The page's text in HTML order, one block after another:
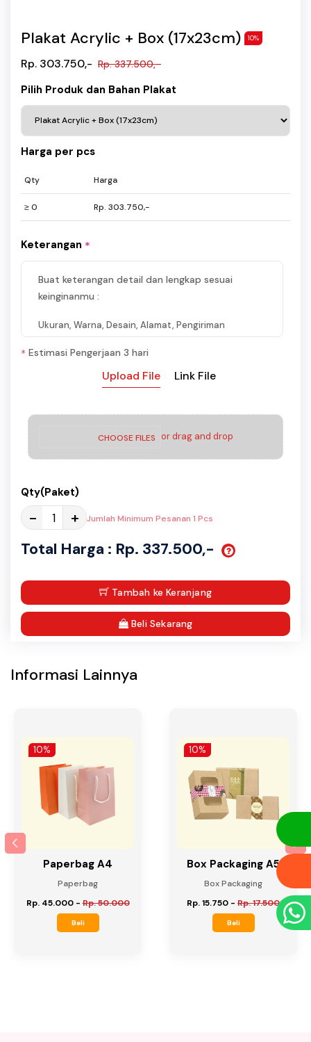
Plakat Acrylic + Box (17x23cm) 10%
Rp. 303.750,- Rp. 337.500,-
Pilih Produk dan Bahan Plakat
Harga per pcs
Qty Harga
≥ 0 Rp. 303.750,-
Keterangan *
Buat keterangan detail dan lengkap sesuai
keinginanmu :
Ukuran, Warna, Desain, Alamat, Pengiriman
* Estimasi Pengerjaan 3 hari
Upload File Link File
CHOOSE FILES or drag and drop
Qty(Paket)
- + Jumlah Minimum Pesanan 1 Pcs
Total Harga : Rp. 337.500,-
Tambah ke Keranjang
Beli Sekarang
Informasi Lainnya
10%
Paperbag A4
Paperbag
Rp. 45.000-Rp. 50.000
Beli
10%
Box Packaging A5
Box Packaging
Rp. 15.750 - Rp. 17.500
Beli